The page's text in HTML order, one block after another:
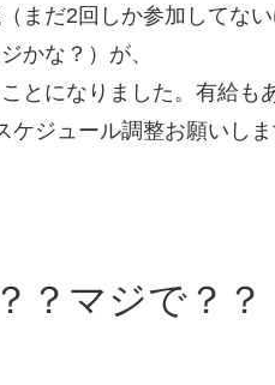
まだ2回しか参加してな
かな？）が、
とになりました。有給
ジュール調整お願いしま
？マジで？？